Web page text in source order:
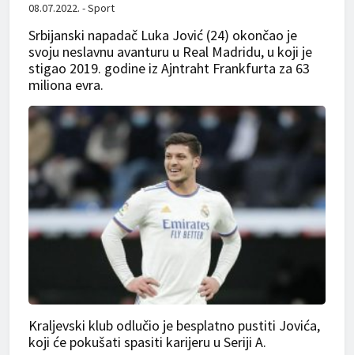
08.07.2022. - Sport
Srbijanski napadač Luka Jović (24) okončao je
svoju neslavnu avanturu u Real Madridu, u koji je
stigao 2019. godine iz Ajntraht Frankfurta za 63
miliona evra.
Kraljevski klub odlučio je besplatno pustiti Jovića,
koji će pokušati spasiti karijeru u Seriji A.